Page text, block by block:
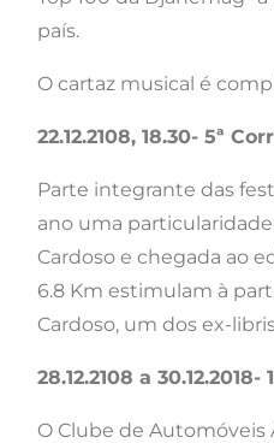
país.
O cartaz musical é
22.12.2108, 18.30- 5ª
Parte integrante das
ano uma
Cardoso e chegada ao
6.8 Km estimulam à
Cardoso, um dos ex-
28.12.2108 a
O Clube de Automóveis